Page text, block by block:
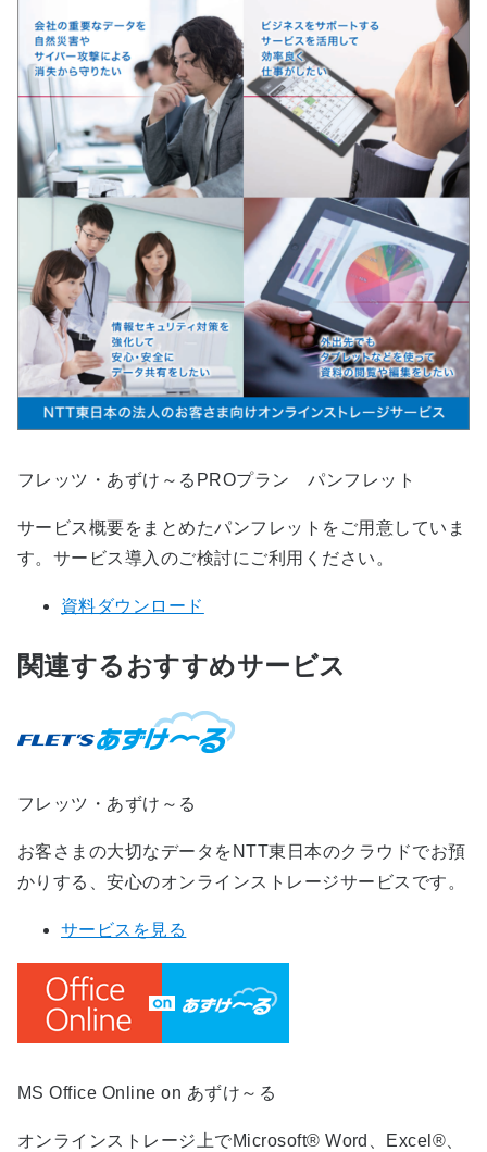
フレッツ・あずけ～るPROプラン パンフレット
サービス概要をまとめたパンフレットをご用意していま
す。サービス導入のご検討にご利用ください。
資料ダウンロード
関連するおすすめサービス
フレッツ・あずけ～る
お客さまの大切なデータをNTT東日本のクラウドでお預
かりする、安心のオンラインストレージサービスです。
サービスを見る
MS Office Online on あずけ～る
オンラインストレージ上でMicrosoft® Word、Excel®、